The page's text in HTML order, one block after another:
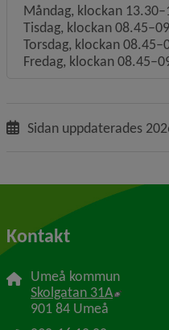
Måndag, klockan
Tisdag, klockan
Torsdag, klockan
Fredag, klockan
Sidan uppdaterades
Kontakt
Umeå kommun
Skolgatan 31A Länk
901 84 Umeå